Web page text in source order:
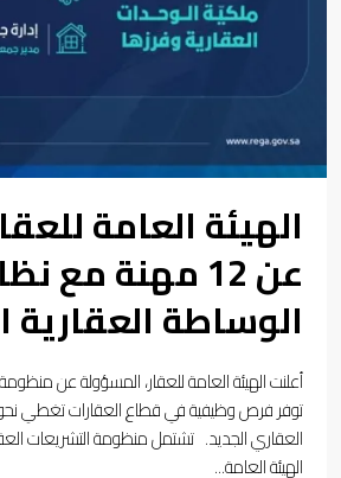
الهيئة العامة
عن 12 مهنة مع
الوساطة العقارية
أعلنت الهيئة العامة للعقار، المسؤولة عن
العقاري الجديد. تشتمل منظومة التشريعات
الهيئة العامة...